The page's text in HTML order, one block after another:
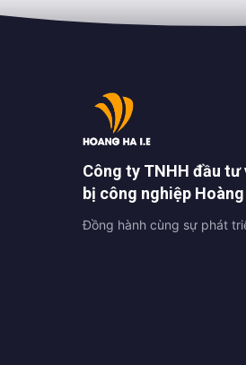
Công ty TNHH đầu
bị công nghiệp Hoàng
Đồng hành cùng sự phát